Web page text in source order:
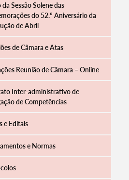
Sessão Solene das
do 52.º Aniversário da
de Abril
de Câmara e Atas
Reunião de Câmara – Online
Inter-administrativo de
de Competências
e Editais
e Normas